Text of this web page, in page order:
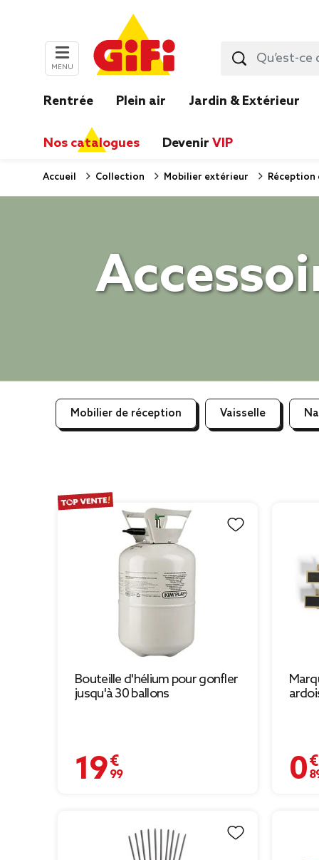
MENU
Rentrée Plein air Jardin & Extérieur
Nos catalogues Devenir VIP
Accueil Collection Mobilier extérieur Réception
Mobilier de réception Vaisselle
Bouteille d'hélium pour gonfler
jusqu'à 30 ballons
19,99 € 0,89 €